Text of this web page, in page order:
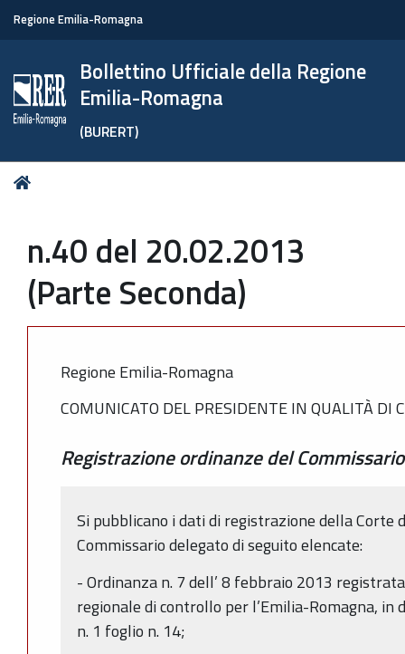
Regione Emilia-Romagna
Bollettino Ufficiale della Regione
Emilia-Romagna
(BURERT)
Tu
n.40 del 20.02.2013
(Parte Seconda)
Regione Emilia-Romagna
COMUNICATO DEL PRESIDENTE IN QUALITÀ DI
Registrazione ordinanze del
Si pubblicano i dati di registrazione della Corte
Commissario delegato di seguito elencate:
- Ordinanza n. 7 dell’ 8 febbraio 2013
regionale di controllo per l’Emilia-Romagna,
n. 1 foglio n. 14;